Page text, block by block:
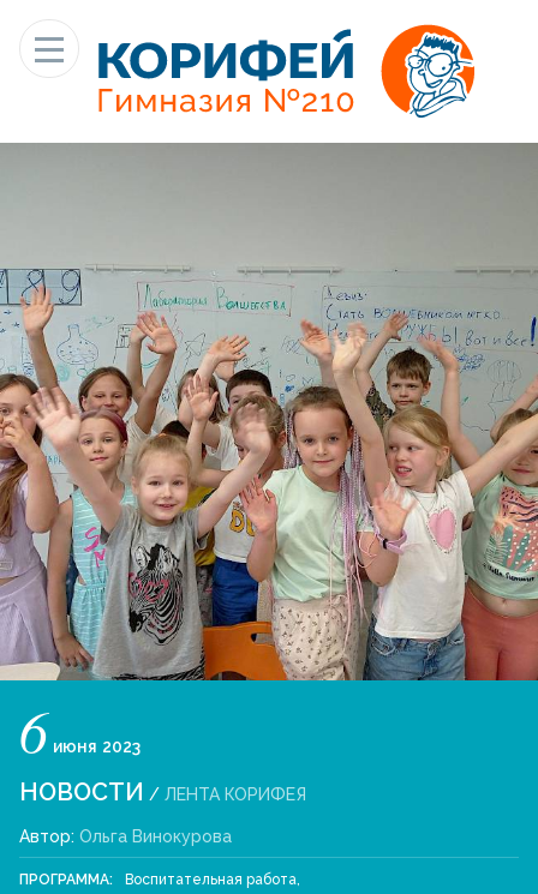
6 июня 2023
НОВОСТИ / ЛЕНТА КОРИФЕЯ
Автор: Ольга Винокурова
ПРОГРАММА: Воспитательная работа,